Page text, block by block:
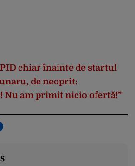
chiar înainte de startul
de neoprit:
Nu am primit nicio ofertă!”